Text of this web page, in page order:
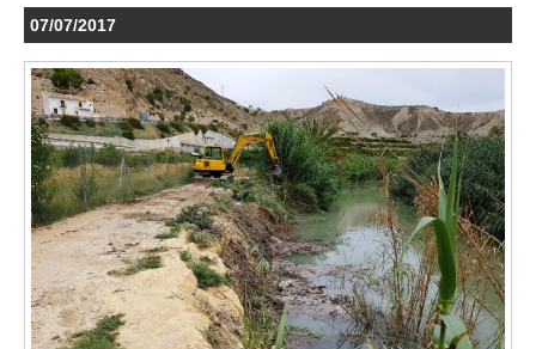
07/07/2017